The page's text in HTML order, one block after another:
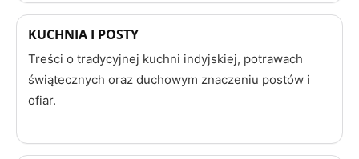
KUCHNIA I POSTY
Treści o tradycyjnej kuchni indyjskiej, potrawach
świątecznych oraz duchowym znaczeniu postów i
ofiar.